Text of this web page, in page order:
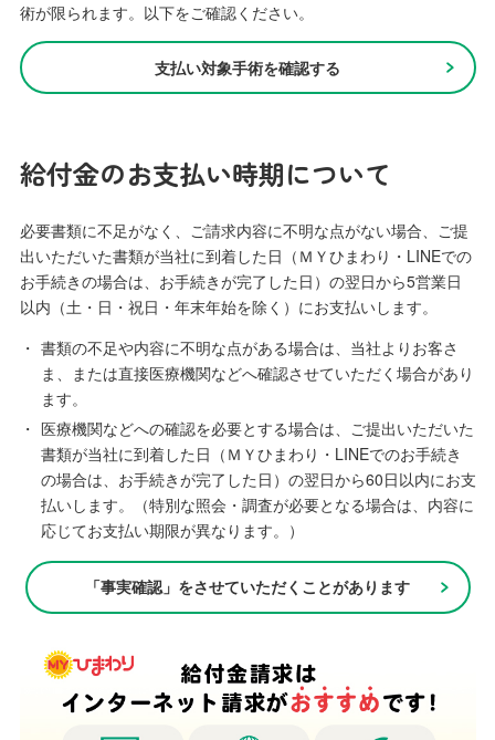
術が限られます。以下をご確認ください。
支払い対象手術を確認する
給付金のお支払い時期について
必要書類に不足がなく、ご請求内容に不明な点がない場合、ご提
出いただいた書類が当社に到着した日（ＭＹひまわり・LINEでの
お手続きの場合は、お手続きが完了した日）の翌日から5営業日
以内（土・日・祝日・年末年始を除く）にお支払いします。
・ 書類の不足や内容に不明な点がある場合は、当社よりお客さ
ま、または直接医療機関などへ確認させていただく場合があり
ます。
・ 医療機関などへの確認を必要とする場合は、ご提出いただいた
書類が当社に到着した日（ＭＹひまわり・LINEでのお手続き
の場合は、お手続きが完了した日）の翌日から60日以内にお支
払いします。（特別な照会・調査が必要となる場合は、内容に
応じてお支払い期限が異なります。）
「事実確認」をさせていただくことがあります